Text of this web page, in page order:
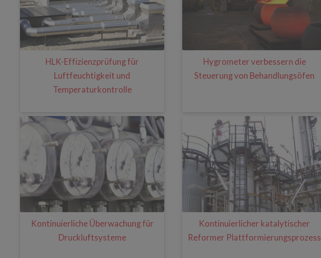
HLK-Effizienzprüfung für
Luftfeuchtigkeit und
Temperaturkontrolle
Hygrometer verbessern die
Steuerung von Behandlungsöfen
Kontinuierliche Überwachung für
Druckluftsysteme
Kontinuierlicher katalytischer
Reformer Plattformierungsprozess